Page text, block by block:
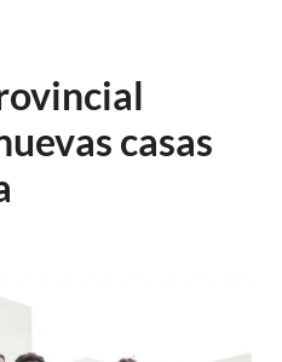
casas